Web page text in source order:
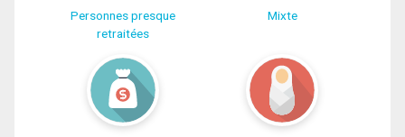
Personnes presque
retraitées
Mixte